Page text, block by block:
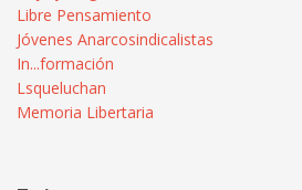
Libre Pensamiento
Jóvenes Anarcosindicalistas
In...formación
Lsqueluchan
Memoria Libertaria